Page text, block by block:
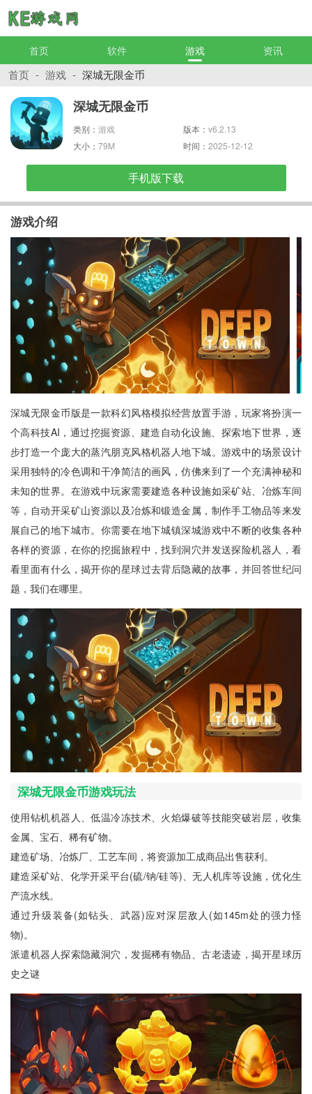
首页 软件 游戏 资讯
首页 - 游戏 - 深城无限金币
深城无限金币
类别： 游戏 版本：v6.2.13
大小： 79M 时间：2025-12-12
手机版下载
游戏介绍
深城无限金币版是一款科幻风格模拟经营放置手游，玩家将扮演一
个高科技AI，通过挖掘资源、建造自动化设施、探索地下世界，逐
步打造一个庞大的蒸汽朋克风格机器人地下城。游戏中的场景设计
采用独特的冷色调和干净简洁的画风，仿佛来到了一个充满神秘和
未知的世界。在游戏中玩家需要建造各种设施如采矿站、冶炼车间
等，自动开采矿山资源以及冶炼和锻造金属，制作手工物品等来发
展自己的地下城市。你需要在地下城镇深城游戏中不断的收集各种
各样的资源，在你的挖掘旅程中，找到洞穴并发送探险机器人，看
看里面有什么，揭开你的星球过去背后隐藏的故事，并回答世纪问
题，我们在哪里。
深城无限金币游戏玩法
使用钻机机器人、低温冷冻技术、火焰爆破等技能突破岩层，收集
金属、宝石、稀有矿物。
建造矿场、冶炼厂、工艺车间，将资源加工成商品出售获利。
建造采矿站、化学开采平台(硫/钠/硅等)、无人机库等设施，优化生
产流水线。
通过升级装备(如钻头、武器)应对深层敌人(如145m处的强力怪
物)。
派遣机器人探索隐藏洞穴，发掘稀有物品、古老遗迹，揭开星球历
史之谜